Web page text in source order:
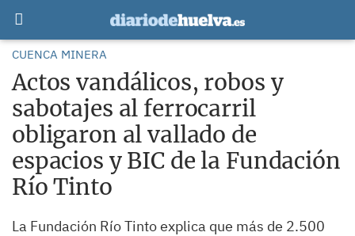
CUENCA MINERA
Actos vandálicos, robos y
sabotajes al ferrocarril
obligaron al vallado de
espacios y BIC de la Fundación
Río Tinto
La Fundación Río Tinto explica que más de 2.500